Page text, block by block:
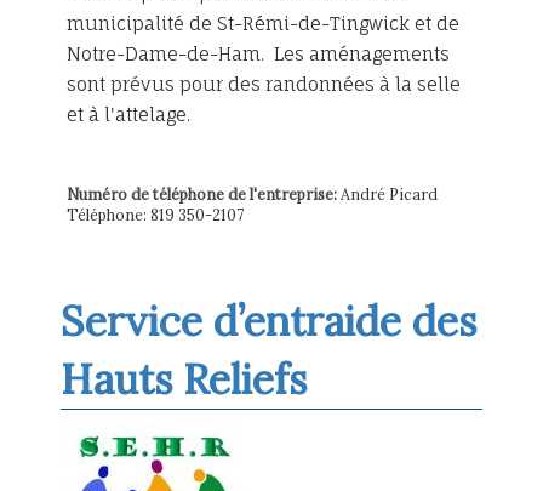
municipalité de St-Rémi-de-Tingwick et de
Notre-Dame-de-Ham. Les aménagements
sont prévus pour des randonnées à la selle
et à l'attelage.
Numéro de téléphone de l'entreprise: André Picard
Téléphone: 819 350-2107
Service d’entraide des
Hauts Reliefs